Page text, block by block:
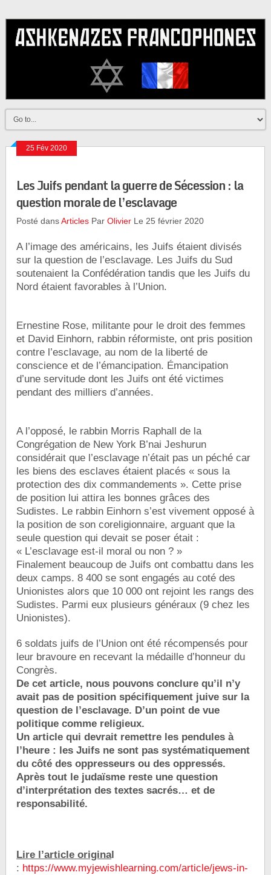
25 Fév 2020
Les Juifs pendant la guerre de Sécession : la
question morale de l’esclavage
Posté dansArticles ParOlivier Le 25 février 2020
A l’image des américains, les Juifs étaient divisés
sur la question de l’esclavage. Les Juifs du Sud
soutenaient la Confédération tandis que les Juifs du
Nord étaient favorables à l’Union.
Ernestine Rose, militante pour le droit des femmes
et David Einhorn, rabbin réformiste, ont pris position
contre l’esclavage, au nom de la liberté de
conscience et de l’émancipation. Émancipation
d’une servitude dont les Juifs ont été victimes
pendant des milliers d’années.
A l’opposé, le rabbin Morris Raphall de la
Congrégation de New York B’nai Jeshurun
considérait que l’esclavage n’était pas un péché car
les biens des esclaves étaient placés « sous la
protection des dix commandements ». Cette prise
de position lui attira les bonnes grâces des
Sudistes. Le rabbin Einhorn s’est vivement opposé à
la position de son coreligionnaire, arguant que la
seule question qui devait se poser était :
« L’esclavage est-il moral ou non ? »
Finalement beaucoup de Juifs ont combattu dans les
deux camps. 8 400 se sont engagés au coté des
Unionistes alors que 10 000 ont rejoint les rangs des
Sudistes. Parmi eux plusieurs généraux (9 chez les
Unionistes).
6 soldats juifs de l’Union ont été récompensés pour
leur bravoure en recevant la médaille d’honneur du
Congrès.
De cet article, nous pouvons conclure qu’il n’y
avait pas de position spécifiquement juive sur la
question de l’esclavage. D’un point de vue
politique comme religieux.
Un article qui devrait remettre les pendules à
l’heure : les Juifs ne sont pas systématiquement
du côté des oppresseurs ou des oppressés.
Après tout le judaïsme reste une question
d’interprétation des textes sacrés… et de
responsabilité.
Lire l’article original
: https://www.myjewishlearning.com/article/jews-in-